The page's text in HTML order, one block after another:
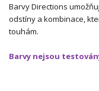
Barvy Directions
odstíny a kombinace,
touhám.
Barvy nejsou